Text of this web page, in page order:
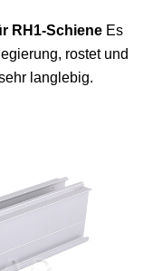
RH1-Schiene Es
rostet und
langlebig.